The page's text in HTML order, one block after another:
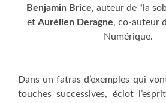
Benjamin Brice, auteur de “la
et Aurélien Deragne, co-auteur
Numérique.
Dans un fatras d’exemples qui
touches successives, éclot